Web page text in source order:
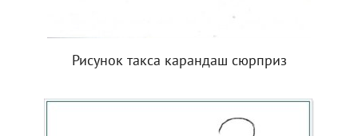
Рисунок такса карандаш сюрприз